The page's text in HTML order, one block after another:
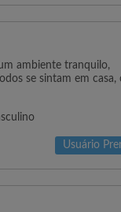
ambiente tranquilo,
se sintam em casa,
Usuário